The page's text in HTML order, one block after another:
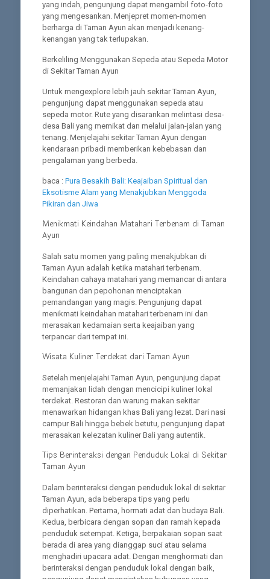
yang indah, pengunjung dapat mengambil foto-foto
yang mengesankan. Menjepret momen-momen
berharga di Taman Ayun akan menjadi kenang-
kenangan yang tak terlupakan.
Berkeliling Menggunakan Sepeda atau Sepeda Motor
di Sekitar Taman Ayun
Untuk mengexplore lebih jauh sekitar Taman Ayun,
pengunjung dapat menggunakan sepeda atau
sepeda motor. Rute yang disarankan melintasi desa-
desa Bali yang memikat dan melalui jalan-jalan yang
tenang. Menjelajahi sekitar Taman Ayun dengan
kendaraan pribadi memberikan kebebasan dan
pengalaman yang berbeda.
baca : Pura Besakih Bali: Keajaiban Spiritual dan
Eksotisme Alam yang Menakjubkan Menggoda
Pikiran dan Jiwa
Menikmati Keindahan Matahari Terbenam di Taman
Ayun
Salah satu momen yang paling menakjubkan di
Taman Ayun adalah ketika matahari terbenam.
Keindahan cahaya matahari yang memancar di antara
bangunan dan pepohonan menciptakan
pemandangan yang magis. Pengunjung dapat
menikmati keindahan matahari terbenam ini dan
merasakan kedamaian serta keajaiban yang
terpancar dari tempat ini.
Wisata Kuliner Terdekat dari Taman Ayun
Setelah menjelajahi Taman Ayun, pengunjung dapat
memanjakan lidah dengan mencicipi kuliner lokal
terdekat. Restoran dan warung makan sekitar
menawarkan hidangan khas Bali yang lezat. Dari nasi
campur Bali hingga bebek betutu, pengunjung dapat
merasakan kelezatan kuliner Bali yang autentik.
Tips Berinteraksi dengan Penduduk Lokal di Sekitar
Taman Ayun
Dalam berinteraksi dengan penduduk lokal di sekitar
Taman Ayun, ada beberapa tips yang perlu
diperhatikan. Pertama, hormati adat dan budaya Bali.
Kedua, berbicara dengan sopan dan ramah kepada
penduduk setempat. Ketiga, berpakaian sopan saat
berada di area yang dianggap suci atau selama
menghadiri upacara adat. Dengan menghormati dan
berinteraksi dengan penduduk lokal dengan baik,